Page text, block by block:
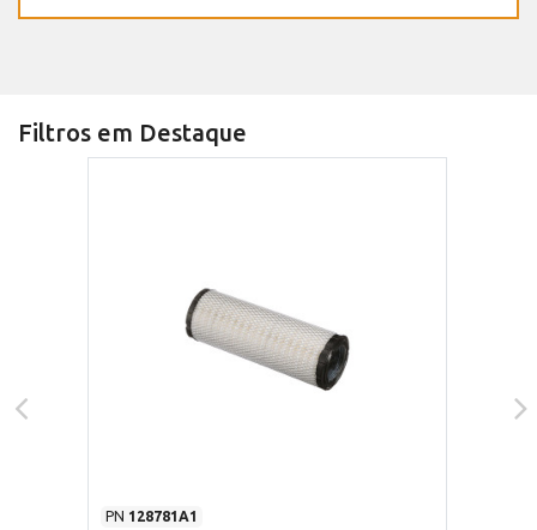
Filtros em Destaque
PN 128781A1